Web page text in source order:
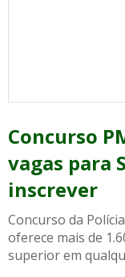
Concurso
vagas para
inscrever
Concurso da
oferece mais de
superior em